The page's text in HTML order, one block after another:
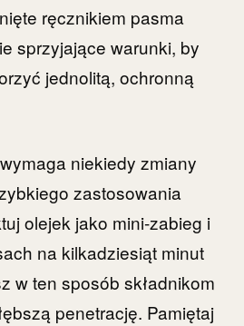
ręcznikiem pasma
sprzyjające warunki, by
jednolitą, ochronną
niekiedy zmiany
zastosowania
olejek jako mini-zabieg i
na kilkadziesiąt minut
w ten sposób składnikom
penetrację. Pamiętaj